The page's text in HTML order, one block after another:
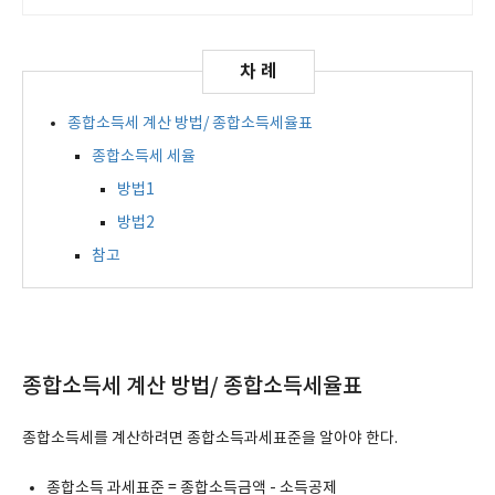
종합소득세 계산 방법/ 종합소득세율표
종합소득세 세율
방법1
방법2
참고
종합소득세 계산 방법/ 종합소득세율표
종합소득세를 계산하려면 종합소득과세표준을 알아야 한다.
종합소득 과세표준 = 종합소득금액 - 소득공제